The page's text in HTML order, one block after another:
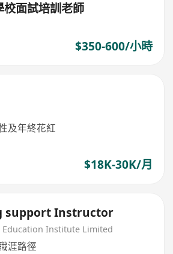
校面試培訓老師
$350-600/小時
及年終花紅
$18K-30K/月
support Instructor
Institute Limited
涯路徑